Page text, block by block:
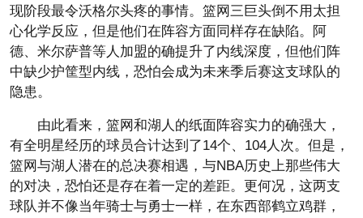
现阶段最令沃格尔头疼的事情。篮网三巨头倒不用太担
心化学反应，但是他们在阵容方面同样存在缺陷。阿
德、米尔萨普等人加盟的确提升了内线深度，但他们阵
中缺少护筐型内线，恐怕会成为未来季后赛这支球队的
隐患。
由此看来，篮网和湖人的纸面阵容实力的确强大，
有全明星经历的球员合计达到了14个、104人次。但是，
篮网与湖人潜在的总决赛相遇，与NBA历史上那些伟大
的对决，恐怕还是存在着一定的差距。更何况，这两支
球队并不像当年骑士与勇士一样，在东西部鹤立鸡群，